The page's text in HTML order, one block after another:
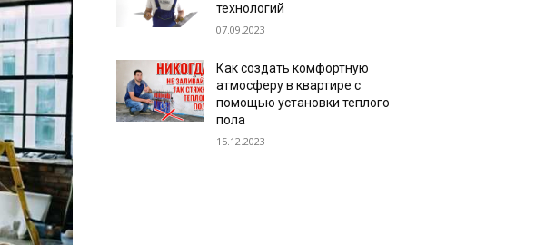
технологий
07.09.2023
Как создать комфортную
атмосферу в квартире с
помощью установки теплого
пола
15.12.2023